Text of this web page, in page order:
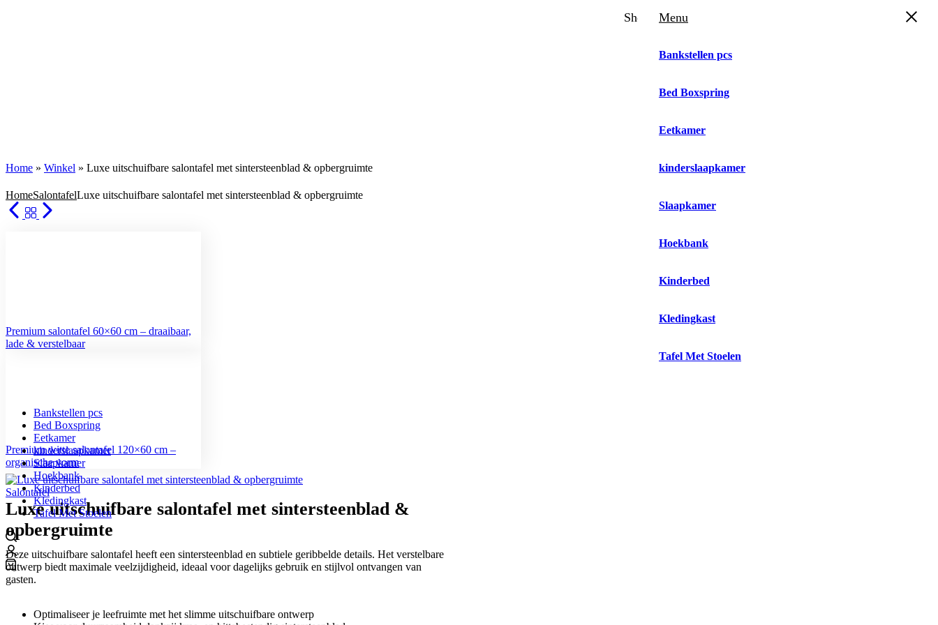
Bankstellen pcs
Bed Boxspring
Eetkamer
kinderslaapkamer
Slaapkamer
Hoekbank
Kinderbed
Kledingkast
Tafel Met Stoelen
0
Home » Winkel » Luxe uitschuifbare salontafel met sintersteenblad & opbergruimte
HomeSalontafelLuxe uitschuifbare salontafel met sintersteenblad & opbergruimte
Premium salontafel 60×60 cm – draaibaar,
lade & verstelbaar
Premium witte salontafel 120×60 cm –
organische vorm
Salontafel
Luxe uitschuifbare salontafel met sintersteenblad &
opbergruimte
Deze uitschuifbare salontafel heeft een sintersteenblad en subtiele geribbelde details. Het verstelbare
ontwerp biedt maximale veelzijdigheid, ideaal voor dagelijks gebruik en stijlvol ontvangen van
gasten.
Optimaliseer je leefruimte met het slimme uitschuifbare ontwerp
Shopping Cart
Menu
Bankstellen pcs
Bed Boxspring
Eetkamer
kinderslaapkamer
Slaapkamer
Hoekbank
Kinderbed
Kledingkast
Tafel Met Stoelen